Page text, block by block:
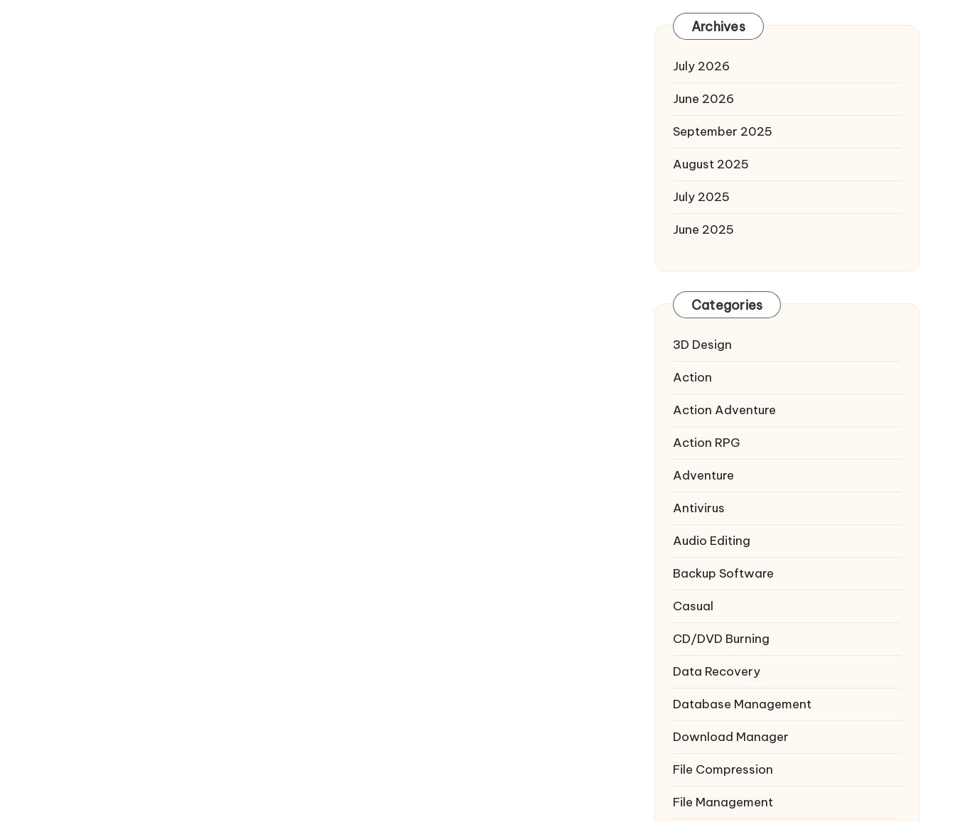
Archives
July 2026
June 2026
September 2025
August 2025
July 2025
June 2025
Categories
3D Design
Action
Action Adventure
Action RPG
Adventure
Antivirus
Audio Editing
Backup Software
Casual
CD/DVD Burning
Data Recovery
Database Management
Download Manager
File Compression
File Management